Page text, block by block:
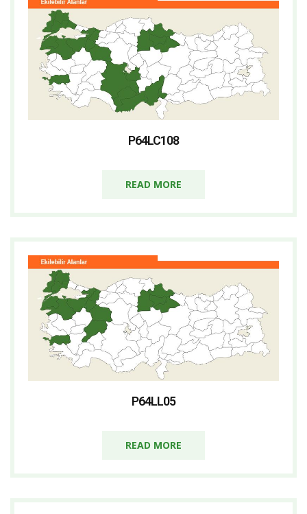
P64LC108
READ MORE
P64LL05
READ MORE